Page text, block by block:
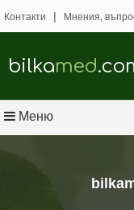
Контакти | Мнения,
bilkamed
Меню